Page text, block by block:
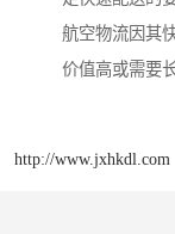
航空物流因其
价值高或需要
http://www.jxhkdl.com